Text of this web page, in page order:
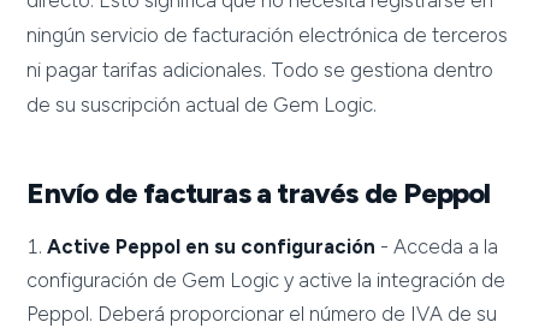
ningún servicio de facturación electrónica de terceros
ni pagar tarifas adicionales. Todo se gestiona dentro
de su suscripción actual de Gem Logic.
Envío de facturas a través de Peppol
Active Peppol en su configuración - Acceda a la
configuración de Gem Logic y active la integración de
Peppol. Deberá proporcionar el número de IVA de su